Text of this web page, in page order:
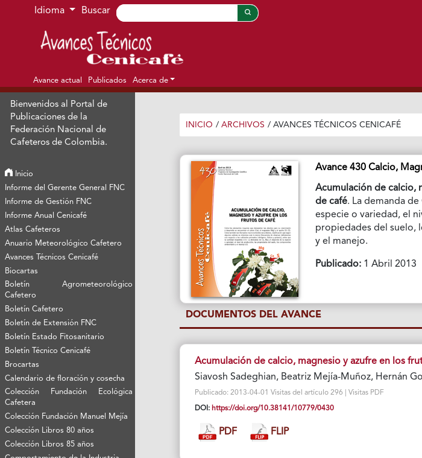
Ir al menú de navegación principal
Ir al contenido principal
Ir al pie de página del sitio
Idioma Buscar
Avance actual Publicados Acerca de
Bienvenidos al Portal de
Publicaciones de la
Federación Nacional de
Cafeteros de Colombia.
Inicio
Informe del Gerente General FNC
Informe de Gestión FNC
Informe Anual Cenicafé
Atlas Cafeteros
Anuario Meteorológico Cafetero
Avances Técnicos Cenicafé
Biocartas
Boletín Agrometeorológico
Cafetero
Boletín Cafetero
Boletín de Extensión FNC
Boletín Estado Fitosanitario
Boletín Técnico Cenicafé
Brocartas
Calendario de floración y cosecha
Colección Fundación Ecológica
Cafetera
Colección Fundación Manuel Mejía
Colección Libros 80 años
Colección Libros 85 años
INICIO / ARCHIVOS / AVANCES TÉCNICOS CENICAFÉ
Avance 430 Calcio,
Acumulación de calcio,
de café. La demanda
especie o variedad, el
propiedades del suelo,
y el manejo.
Publicado: 1 Abril 2013
DOCUMENTOS DEL AVANCE
Acumulación de calcio, magnesio y azufre en los
Siavosh Sadeghian, Beatriz Mejía-Muñoz, Hernán
Publicado: 2013-04-01 Visitas del artículo 296 | Visitas PDF
DOI: https://doi.org/10.38141/10779/0430
PDF FLIP